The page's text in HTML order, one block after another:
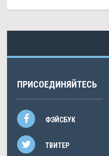
ПРИСОЕДИНЯЙТЕСЬ
ФЭЙСБУК
ТВИТЕР